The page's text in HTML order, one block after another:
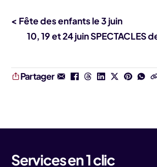
< Fête des enfants le 3 juin
10, 19 et 24 juin SPECTACLES
Partager
Services en 1 clic